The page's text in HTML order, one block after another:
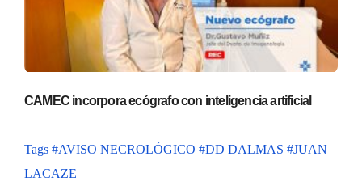
CAMEC incorpora ecógrafo con inteligencia artificial
Tags #AVISO NECROLÓGICO #DD DALMAS #JUAN
LACAZE